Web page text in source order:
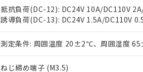
抵抗負荷(DC-12): DC24V 10A/DC110V
誘導負荷(DC-13): DC24V 1.5A/DC110V
測定条件: 周囲温度 20±2℃、周囲湿度
ねじ締め端子 (M3.5)
本サービスは、当社制御機器事
くものです。
当社制御機器事業取扱商品の中
のであり、閲覧された時点での
い。
正式な納期状況および標準価格
*EU RoHS指令（10物質）：
鉛(Pb) 1000ppm以下、 水銀(Hg) 1000ppm以下
六価クロム(Cr(Ⅵ)) 1000ppm以下、ポリ臭化ビフ
但し、RoHS指令で産業用監視および制御機器に
「－」：未確認です。当社販売部門へ
*中国RoHS10物質の基準値 (GB/T26572)：
Pb(鉛) :1000ppm、 Hg(水銀) : 1000ppm、 Cd(カ
Cr(Ⅵ)(六価クロム) : 1000ppm、 PBBs(ポリ臭化ビ
DBP(フタル酸ジブチル) : 1000ppm、 DIBP(フタ
DEHP(フタル酸ビス(2-エチルヘキシル)) : 1000ppm
当社は、これら貴社製品のうち
う）を輸出または国外への提供
当社は規制貨物を破棄する場合
ます。
当社は貴社製品を、核兵器、ミ
置等に一切使用いたしません。
記
号
説明
○ 一定数以上の在庫あり